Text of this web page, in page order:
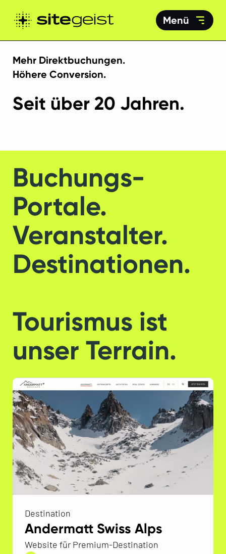
Menü
Mehr Direktbuchungen.
Höhere Conversion.
Seit über 20 Jahren.
Buchungs-
Portale.
Veranstalter.
Destinationen.
Tourismus ist
unser Terrain.
Destination
Andermatt Swiss Alps
Website für Premium-Destination